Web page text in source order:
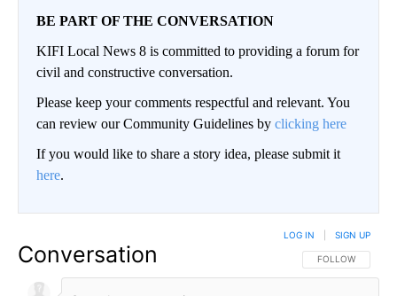
BE PART OF THE CONVERSATION
KIFI Local News 8 is committed to providing a forum for
civil and constructive conversation.
Please keep your comments respectful and relevant. You
can review our Community Guidelines by clicking here
If you would like to share a story idea, please submit it
here.
Conversation FOLLOW THIS
FOLLOW
LOG IN SIGN UP